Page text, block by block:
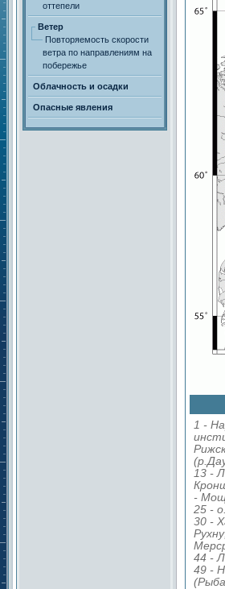
оттепели
Ветер
Повторяемость скорости
ветра по направлениям на
побережье
Облачность и осадки
Опасные явления
1 -
13 -
-
25 -
30 -
44 -
49 -